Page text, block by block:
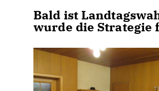
Bald ist
wurde die Strategie